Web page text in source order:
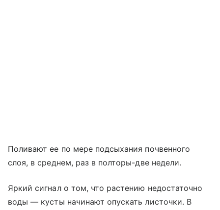
Поливают ее по мере подсыхания почвенного
слоя, в среднем, раз в полторы-две недели.
Яркий сигнал о том, что растению недостаточно
воды — кусты начинают опускать листочки. В